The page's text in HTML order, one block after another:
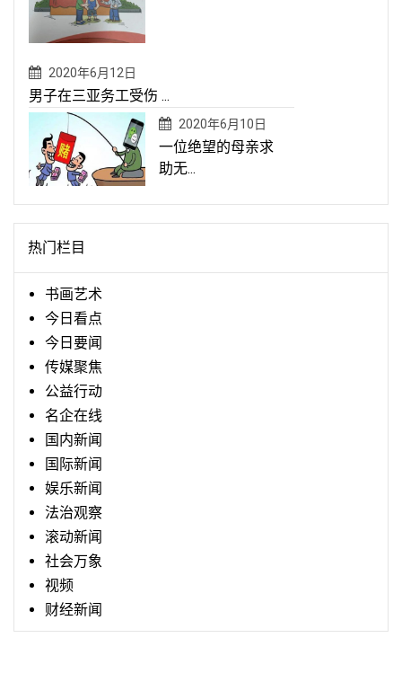
2020年6月12日
男子在三亚务工受伤 ...
2020年6月10日
一位绝望的母亲求
助无...
热门栏目
书画艺术
今日看点
今日要闻
传媒聚焦
公益行动
名企在线
国内新闻
国际新闻
娱乐新闻
法治观察
滚动新闻
社会万象
视频
财经新闻